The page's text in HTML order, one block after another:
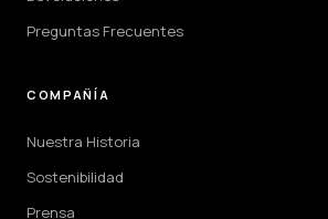
Preguntas Frecuentes
COMPAÑÍA
Nuestra Historia
Sostenibilidad
Prensa